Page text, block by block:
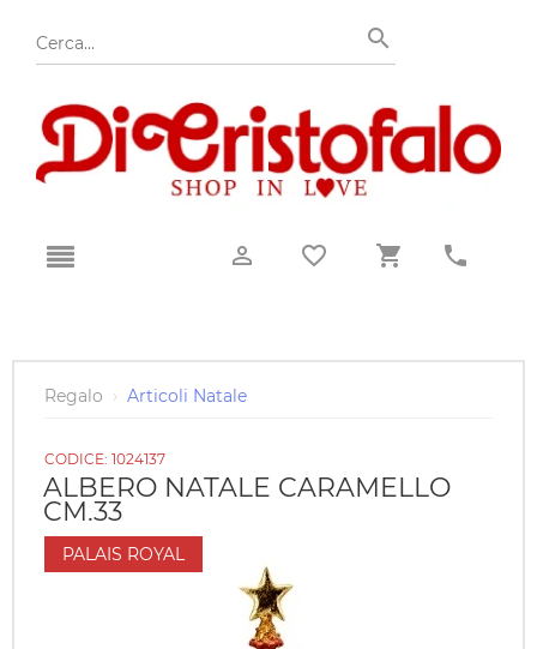
Regalo › Articoli Natale
CODICE: 1024137
ALBERO NATALE CARAMELLO
CM.33
PALAIS ROYAL